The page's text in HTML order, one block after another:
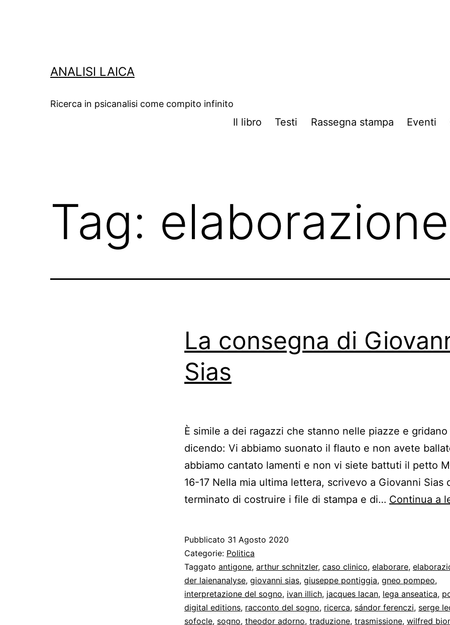
ANALISI LAICA
Ricerca in psicanalisi come compito infinito
Il libro Testi Rassegna stampa Eventi
Tag: elaborazione
La consegna di
Sias
È simile a dei ragazzi che stanno nelle piazze e gridano
dicendo: Vi abbiamo suonato il flauto e non avete
abbiamo cantato lamenti e non vi siete battuti il petto
16-17 Nella mia ultima lettera, scrivevo a Giovanni Sias
terminato di costruire i file di stampa e di… Continua a
Pubblicato 31 Agosto 2020
Categorie: Politica
Taggato antigone, arthur schnitzler, caso clinico, elaborare,
der laienanalyse, giovanni sias, giuseppe pontiggia, gneo pompeo,
interpretazione del sogno, ivan illich, jacques lacan, lega anseatica,
digital editions, racconto del sogno, ricerca, sándor ferenczi, serge
sofocle, sogno, theodor adorno, traduzione, trasmissione, wilfred